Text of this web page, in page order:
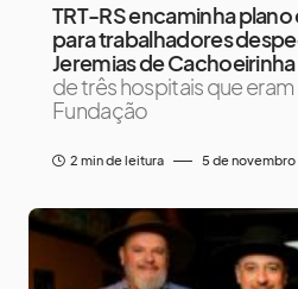
TRT-RS encaminha
para trabalhadores
Jeremias de Cachoeirinha
de três hospitais que
Fundação
2 min de leitura 5 de